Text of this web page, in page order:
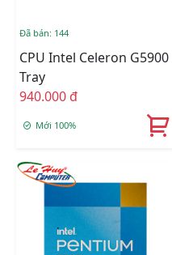
Đã bán: 144
CPU Intel Celeron G5900
Tray
940.000 đ
Mới 100%